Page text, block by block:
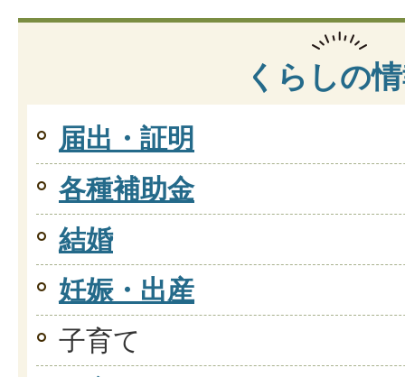
くらしの
届出・証明
各種補助金
結婚
妊娠・出産
子育て